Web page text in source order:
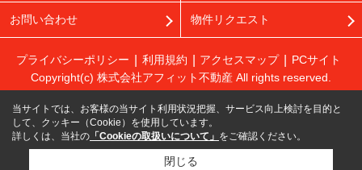
お問い合わせ 物件リクエスト
プライバシーポリシー 利用規約 アクセスマップ
PCサイト
Copyright(c) 株式会社アフィット不動産 All rights reserved.
当サイトでは、お客様の当サイト利用状況把握、サービス向上検討を目的と
して、クッキー（Cookie）を使用しています。
詳しくは、当社の 「Cookieの取扱いについて」 をご確認ください。
閉じる